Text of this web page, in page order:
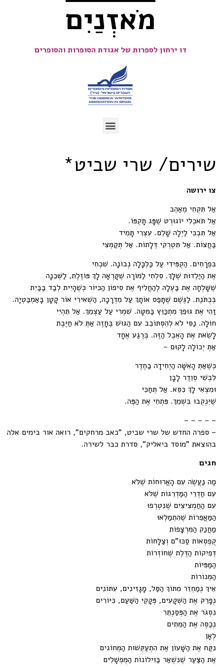
מֹאזְנַיִם
דו ירחון לספרות של אגודת הסופרות והסופרים
שירים/ שרי שביט*
צו ירושה
אַל תִּקְחִי מְאַהֵב
אַל תֹּאכְלִי יוֹגוּרְט שֶׁפָּג תָּקְפּוֹ.
אַל תִּבְכִּי לַיְלָה שָׁלֵם. עִצְרִי תָּמִיד
בַּחֲצוֹת. אַל תִּטְרְקִי דְּלָתוֹת. אַל תְּקַמְּצִי
בִּפְרָחִים. הַקְפִּידִי עַל כַּלְכָּלָה נְבוֹנָה. שִׁכְחִי
אֶת הַיַּלְדוּת שֶׁלָּךְ. סִלְחִי לַמּוֹרָה שֶׁקָּרְאָה לָךְ פּוֹזֶלֶת, לַשְּׁכֵנָה
שֶׁשָּׁלְחָה אֶת בַּעְלָהּ לְהַחֲלִיף אֶת סִיפוֹן הַכִּיּוֹר כְּשֶׁהָיִית לְבַד בַּבַּיִת
בְּכֻתֹּנֶת. לַגֶּשֶׁם שֶׁתָּפַס אוֹתָךְ עַל מִדְרָכָה, הַשְׁאִירִי אוֹר קָטָן בָּאַמְבַּטְיָה.
זַהִי אֶת גּוּפֵךְ מִתְכַּוֵּץ בַּמִּטָּה. שִׁמְרִי עַל עַצְמֵךְ. אַל תִּהְיִי
חוֹלָה. נַסִּי לֹא לְהִסְתּוֹבֵב עִם הַגּוּשׁ בֶּחָזֶה אַתְּ לֹא חַיֶּבֶת
לָשֵׂאת אֶת הָאֵבֶל הַזֶּה. בְּרֶגַע אֶחָד
אַתְּ יְכוֹלָה לָקוּם –
כְּשֶׁאַתְּ הָאִשָּׁה הַיְחִידָה בַּחֶדֶר
לִבְשִׁי סְוֵדֶר לָבָן
וּמִצְאִי לָךְ כִּסֵּא. אַל תְּחַכִּי
שֶׁיִּנְקְבוּ בִּשְׁמֵךְ. פִּתְחִי אֶת הַפֶּה.
– – – – –
– ספרה החדש של שרי שביט, "כאב מרחקים", רואה אור בימים אלה
בהוצאת "מוסד ביאליק", סדרת כבר לשירה.
חגים
מַה נַּעֲשֶׂה עִם הָאֲרוּחוֹת שֶׁלֹּא
עִם חַדְרֵי הַמַּדְרֵגוֹת שֶׁלֹּא
עִם הַחַמְצִיצִים שֶׁנִּטְרְפוּ
הַמַּאֲפֵרוֹת שֶׁהִתְמַלְאוּ
מַחֲנַק הַמִּרְצָפוֹת
קֻפְסְאוֹת סַכּוּ"ם וְצַלָּחוֹת
דְּפִיקוֹת הַדֶּלֶת שֶׁחוֹזְרוֹת
הַמַּפִּיּוֹת
הַמְּנוֹרוֹת
אֵיךְ נְמַחְזֵר מִתּוֹךְ הַסַּל, מָגָזִינִים, עִתּוֹנִים
נְפָרֵק אֶת הַשְּׁקָעִים, פְּקָקֵי הַשַּׁעַם, כִּיּוֹרִים
נִסְגֹּר אֶת הַפְּסַנְתֵּר
נְכַסֶּה אֶת הַמֵּתִים
לְאָן
נִקַּח אֶת הַשָּׁעוֹן אֶת הִתְעַקְּשׁוּת הַמְּחוֹגִים
אֶת הַצַּעַר שֶׁנִּשְׁאַר בַּוִּילוֹנוֹת הַמֻּפְשָׁלִים